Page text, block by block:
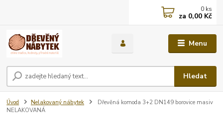
Menu
Hledat
0 ks
za 0,00 Kč
Úvod Nelakovaný nábytek
Dřevěná komoda 3+2 DN149 borovice masiv
NELAKOVANÁ